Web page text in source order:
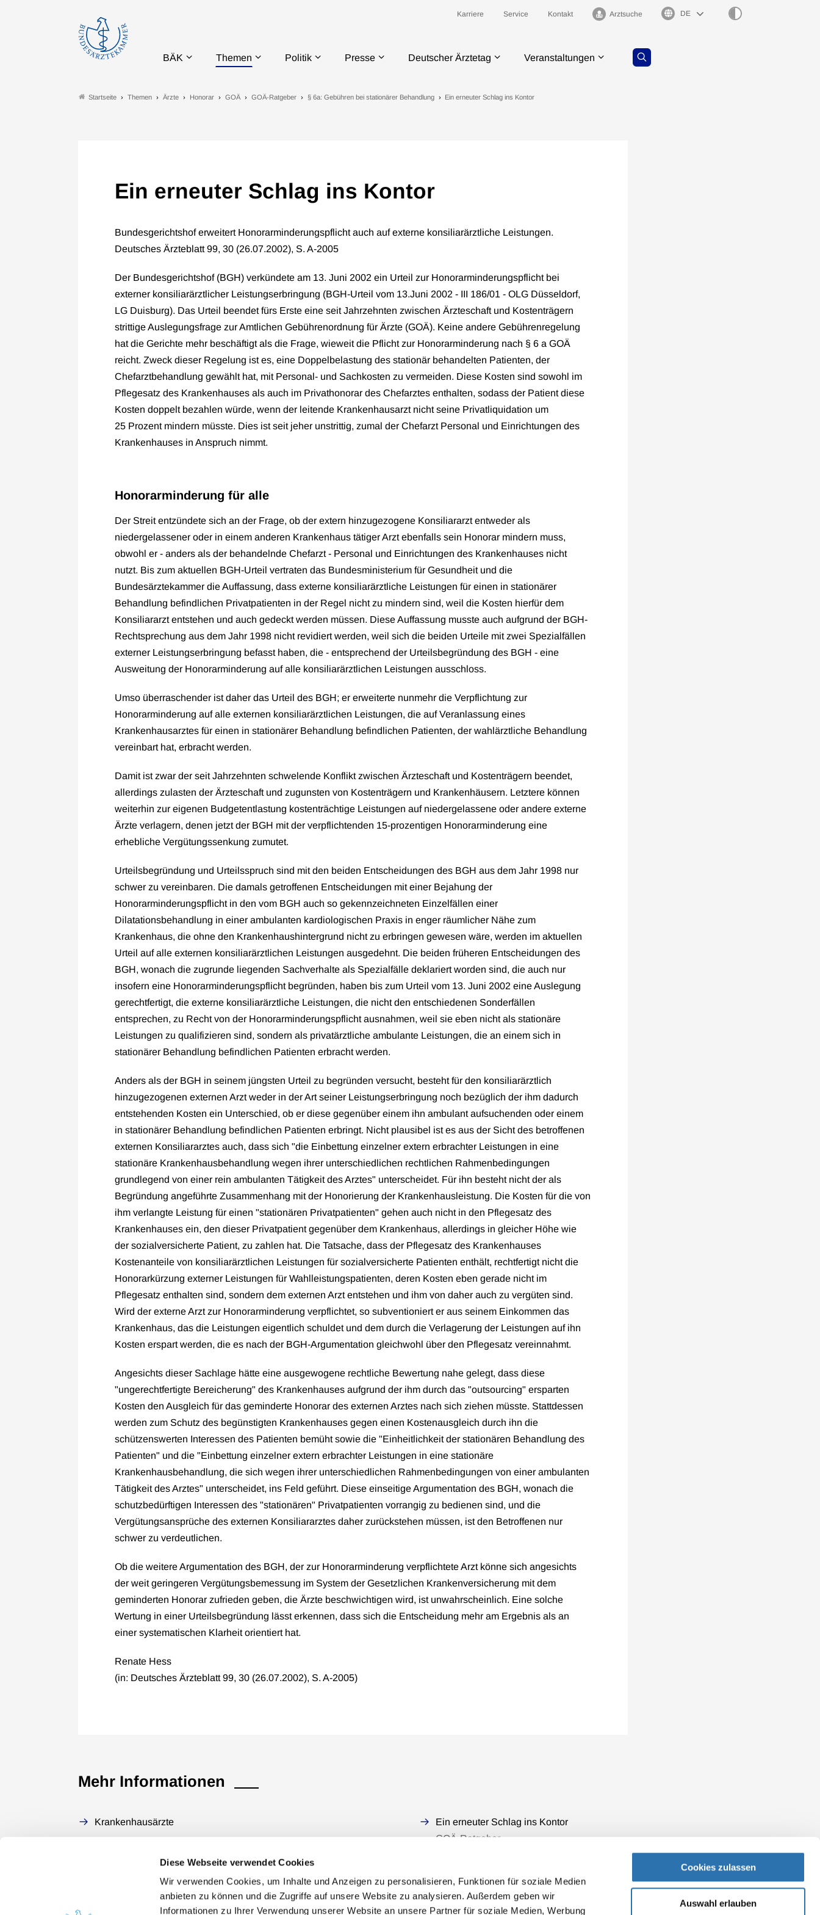
Diese Webseite verwendet Cookies
Wir verwenden Cookies, um Inhalte und Anzeigen zu personalisieren, Funktionen für soziale Medien
anbieten zu können und die Zugriffe auf unsere Website zu analysieren. Außerdem geben wir
Informationen zu Ihrer Verwendung unserer Website an unsere Partner für soziale Medien, Werbung
Cookies zulassen
Auswahl erlauben
Karriere Service Kontakt Arztsuche Sprachauswahl
BÄK Themen Politik Presse Deutscher Ärztetag Veranstaltungen
Startseite Themen Ärzte Honorar GOÄ GOÄ-Ratgeber § 6a: Gebühren bei stationärer Behandlung Ein erneuter Schlag ins Kontor
Ein erneuter Schlag ins Kontor
Bundesgerichtshof erweitert Honorarminderungspflicht auch auf externe konsiliarärztliche Leistungen.
Deutsches Ärzteblatt 99, 30 (26.07.2002), S. A-2005
Der Bundesgerichtshof (BGH) verkündete am 13. Juni 2002 ein Urteil zur Honorarminderungspflicht bei
externer konsiliarärztlicher Leistungserbringung (BGH-Urteil vom 13.Juni 2002 - III 186/01 - OLG Düsseldorf,
LG Duisburg). Das Urteil beendet fürs Erste eine seit Jahrzehnten zwischen Ärzteschaft und Kostenträgern
strittige Auslegungsfrage zur Amtlichen Gebührenordnung für Ärzte (GOÄ). Keine andere Gebührenregelung
hat die Gerichte mehr beschäftigt als die Frage, wieweit die Pflicht zur Honorarminderung nach § 6 a GOÄ
reicht. Zweck dieser Regelung ist es, eine Doppelbelastung des stationär behandelten Patienten, der
Chefarztbehandlung gewählt hat, mit Personal- und Sachkosten zu vermeiden. Diese Kosten sind sowohl im
Pflegesatz des Krankenhauses als auch im Privathonorar des Chefarztes enthalten, sodass der Patient diese
Kosten doppelt bezahlen würde, wenn der leitende Krankenhausarzt nicht seine Privatliquidation um
25 Prozent mindern müsste. Dies ist seit jeher unstrittig, zumal der Chefarzt Personal und Einrichtungen des
Krankenhauses in Anspruch nimmt.
Honorarminderung für alle
Der Streit entzündete sich an der Frage, ob der extern hinzugezogene Konsiliararzt entweder als
niedergelassener oder in einem anderen Krankenhaus tätiger Arzt ebenfalls sein Honorar mindern muss,
obwohl er - anders als der behandelnde Chefarzt - Personal und Einrichtungen des Krankenhauses nicht
nutzt. Bis zum aktuellen BGH-Urteil vertraten das Bundesministerium für Gesundheit und die
Bundesärztekammer die Auffassung, dass externe konsiliarärztliche Leistungen für einen in stationärer
Behandlung befindlichen Privatpatienten in der Regel nicht zu mindern sind, weil die Kosten hierfür dem
Konsiliararzt entstehen und auch gedeckt werden müssen. Diese Auffassung musste auch aufgrund der BGH-
Rechtsprechung aus dem Jahr 1998 nicht revidiert werden, weil sich die beiden Urteile mit zwei Spezialfällen
externer Leistungserbringung befasst haben, die - entsprechend der Urteilsbegründung des BGH - eine
Ausweitung der Honorarminderung auf alle konsiliarärztlichen Leistungen ausschloss.
Umso überraschender ist daher das Urteil des BGH; er erweiterte nunmehr die Verpflichtung zur
Honorarminderung auf alle externen konsiliarärztlichen Leistungen, die auf Veranlassung eines
Krankenhausarztes für einen in stationärer Behandlung befindlichen Patienten, der wahlärztliche Behandlung
vereinbart hat, erbracht werden.
Damit ist zwar der seit Jahrzehnten schwelende Konflikt zwischen Ärzteschaft und Kostenträgern beendet,
allerdings zulasten der Ärzteschaft und zugunsten von Kostenträgern und Krankenhäusern. Letztere können
weiterhin zur eigenen Budgetentlastung kostenträchtige Leistungen auf niedergelassene oder andere externe
Ärzte verlagern, denen jetzt der BGH mit der verpflichtenden 15-prozentigen Honorarminderung eine
erhebliche Vergütungssenkung zumutet.
Urteilsbegründung und Urteilsspruch sind mit den beiden Entscheidungen des BGH aus dem Jahr 1998 nur
schwer zu vereinbaren. Die damals getroffenen Entscheidungen mit einer Bejahung der
Honorarminderungspflicht in den vom BGH auch so gekennzeichneten Einzelfällen einer
Dilatationsbehandlung in einer ambulanten kardiologischen Praxis in enger räumlicher Nähe zum
Krankenhaus, die ohne den Krankenhaushintergrund nicht zu erbringen gewesen wäre, werden im aktuellen
Urteil auf alle externen konsiliarärztlichen Leistungen ausgedehnt. Die beiden früheren Entscheidungen des
BGH, wonach die zugrunde liegenden Sachverhalte als Spezialfälle deklariert worden sind, die auch nur
insofern eine Honorarminderungspflicht begründen, haben bis zum Urteil vom 13. Juni 2002 eine Auslegung
gerechtfertigt, die externe konsiliarärztliche Leistungen, die nicht den entschiedenen Sonderfällen
entsprechen, zu Recht von der Honorarminderungspflicht ausnahmen, weil sie eben nicht als stationäre
Leistungen zu qualifizieren sind, sondern als privatärztliche ambulante Leistungen, die an einem sich in
stationärer Behandlung befindlichen Patienten erbracht werden.
Anders als der BGH in seinem jüngsten Urteil zu begründen versucht, besteht für den konsiliarärztlich
hinzugezogenen externen Arzt weder in der Art seiner Leistungserbringung noch bezüglich der ihm dadurch
entstehenden Kosten ein Unterschied, ob er diese gegenüber einem ihn ambulant aufsuchenden oder einem
in stationärer Behandlung befindlichen Patienten erbringt. Nicht plausibel ist es aus der Sicht des betroffenen
externen Konsiliararztes auch, dass sich "die Einbettung einzelner extern erbrachter Leistungen in eine
stationäre Krankenhausbehandlung wegen ihrer unterschiedlichen rechtlichen Rahmenbedingungen
grundlegend von einer rein ambulanten Tätigkeit des Arztes" unterscheidet. Für ihn besteht nicht der als
Begründung angeführte Zusammenhang mit der Honorierung der Krankenhausleistung. Die Kosten für die von
ihm verlangte Leistung für einen "stationären Privatpatienten" gehen auch nicht in den Pflegesatz des
Krankenhauses ein, den dieser Privatpatient gegenüber dem Krankenhaus, allerdings in gleicher Höhe wie
der sozialversicherte Patient, zu zahlen hat. Die Tatsache, dass der Pflegesatz des Krankenhauses
Kostenanteile von konsiliarärztlichen Leistungen für sozialversicherte Patienten enthält, rechtfertigt nicht die
Honorarkürzung externer Leistungen für Wahlleistungspatienten, deren Kosten eben gerade nicht im
Pflegesatz enthalten sind, sondern dem externen Arzt entstehen und ihm von daher auch zu vergüten sind.
Wird der externe Arzt zur Honorarminderung verpflichtet, so subventioniert er aus seinem Einkommen das
Krankenhaus, das die Leistungen eigentlich schuldet und dem durch die Verlagerung der Leistungen auf ihn
Kosten erspart werden, die es nach der BGH-Argumentation gleichwohl über den Pflegesatz vereinnahmt.
Angesichts dieser Sachlage hätte eine ausgewogene rechtliche Bewertung nahe gelegt, dass diese
"ungerechtfertigte Bereicherung" des Krankenhauses aufgrund der ihm durch das "outsourcing" ersparten
Kosten den Ausgleich für das geminderte Honorar des externen Arztes nach sich ziehen müsste. Stattdessen
werden zum Schutz des begünstigten Krankenhauses gegen einen Kostenausgleich durch ihn die
schützenswerten Interessen des Patienten bemüht sowie die "Einheitlichkeit der stationären Behandlung des
Patienten" und die "Einbettung einzelner extern erbrachter Leistungen in eine stationäre
Krankenhausbehandlung, die sich wegen ihrer unterschiedlichen Rahmenbedingungen von einer ambulanten
Tätigkeit des Arztes" unterscheidet, ins Feld geführt. Diese einseitige Argumentation des BGH, wonach die
schutzbedürftigen Interessen des "stationären" Privatpatienten vorrangig zu bedienen sind, und die
Vergütungsansprüche des externen Konsiliararztes daher zurückstehen müssen, ist den Betroffenen nur
schwer zu verdeutlichen.
Ob die weitere Argumentation des BGH, der zur Honorarminderung verpflichtete Arzt könne sich angesichts
der weit geringeren Vergütungsbemessung im System der Gesetzlichen Krankenversicherung mit dem
geminderten Honorar zufrieden geben, die Ärzte beschwichtigen wird, ist unwahrscheinlich. Eine solche
Wertung in einer Urteilsbegründung lässt erkennen, dass sich die Entscheidung mehr am Ergebnis als an
einer systematischen Klarheit orientiert hat.
Renate Hess
(in: Deutsches Ärzteblatt 99, 30 (26.07.2002), S. A-2005)
Mehr Informationen
Krankenhausärzte
Ein erneuter Schlag ins Kontor
GOÄ-Ratgeber